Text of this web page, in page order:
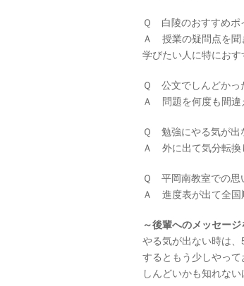
Ｑ 白陵のおすすめポ
Ａ 授業の疑問点を聞
学びたい人に特におす
Ｑ 公文でしんどか
Ａ 問題を何度も間違
Ｑ 勉強にやる気が出
Ａ 外に出て気分転換
Ｑ 平岡南教室での思
Ａ 進度表が出て全国
～後輩へのメッセー
やる気が出ない時は、
するともう少しやって
しんどいかも知れな